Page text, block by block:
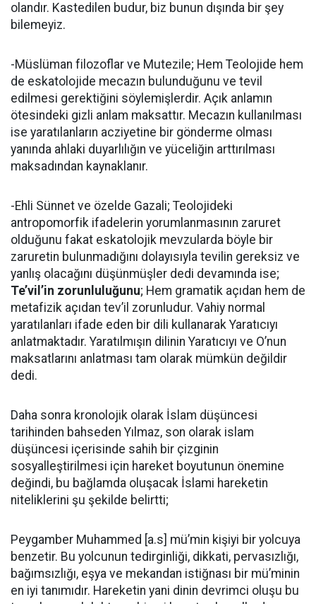
olandır. Kastedilen budur, biz bunun dışında bir şey
bilemeyiz.
-Müslüman filozoflar ve Mutezile; Hem Teolojide hem
de eskatolojide mecazın bulunduğunu ve tevil
edilmesi gerektiğini söylemişlerdir. Açık anlamın
ötesindeki gizli anlam maksattır. Mecazın kullanılması
ise yaratılanların acziyetine bir gönderme olması
yanında ahlaki duyarlılığın ve yüceliğin arttırılması
maksadından kaynaklanır.
-Ehli Sünnet ve özelde Gazali; Teolojideki
antropomorfik ifadelerin yorumlanmasının zaruret
olduğunu fakat eskatolojik mevzularda böyle bir
zaruretin bulunmadığını dolayısıyla tevilin gereksiz ve
yanlış olacağını düşünmüşler dedi devamında ise;
Te’vil’in zorunluluğunu; Hem gramatik açıdan hem de
metafizik açıdan tev’il zorunludur. Vahiy normal
yaratılanları ifade eden bir dili kullanarak Yaratıcıyı
anlatmaktadır. Yaratılmışın dilinin Yaratıcıyı ve O’nun
maksatlarını anlatması tam olarak mümkün değildir
dedi.
Daha sonra kronolojik olarak İslam düşüncesi
tarihinden bahseden Yılmaz, son olarak islam
düşüncesi içerisinde sahih bir çizginin
sosyalleştirilmesi için hareket boyutunun önemine
değindi, bu bağlamda oluşacak İslami hareketin
niteliklerini şu şekilde belirtti;
Peygamber Muhammed [a.s] mü’min kişiyi bir yolcuya
benzetir. Bu yolcunun tedirginliği, dikkati, pervasızlığı,
bağımsızlığı, eşya ve mekandan istiğnası bir mü’minin
en iyi tanımıdır. Hareketin yani dinin devrimci oluşu bu